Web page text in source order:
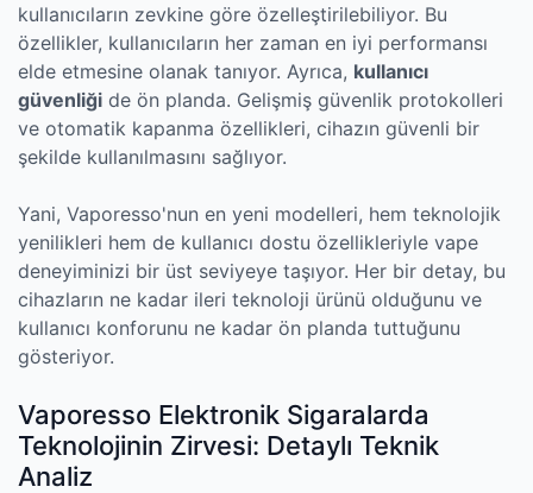
kullanıcıların zevkine göre özelleştirilebiliyor. Bu
özellikler, kullanıcıların her zaman en iyi performansı
elde etmesine olanak tanıyor. Ayrıca, kullanıcı
güvenliği de ön planda. Gelişmiş güvenlik protokolleri
ve otomatik kapanma özellikleri, cihazın güvenli bir
şekilde kullanılmasını sağlıyor.
Yani, Vaporesso'nun en yeni modelleri, hem teknolojik
yenilikleri hem de kullanıcı dostu özellikleriyle vape
deneyiminizi bir üst seviyeye taşıyor. Her bir detay, bu
cihazların ne kadar ileri teknoloji ürünü olduğunu ve
kullanıcı konforunu ne kadar ön planda tuttuğunu
gösteriyor.
Vaporesso Elektronik Sigaralarda
Teknolojinin Zirvesi: Detaylı Teknik
Analiz